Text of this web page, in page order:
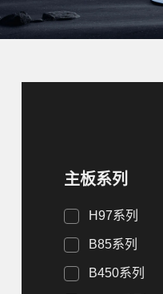
主板系列
H97系列
B85系列
B450系列